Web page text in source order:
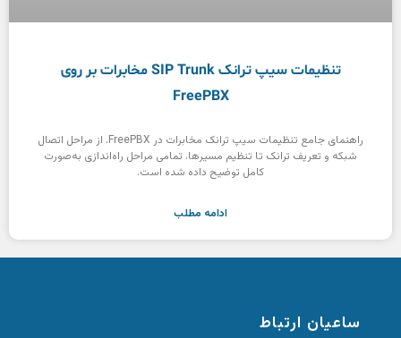
تنظیمات سیپ ترانک SIP Trunk مخابرات بر روی
FreePBX
راهنمای جامع تنظیمات سیپ ترانک مخابرات در FreePBX. از مراحل اتصال
شبکه و تعریف ترانک تا تنظیم مسیرها، تمامی مراحل راه‌اندازی به‌صورت
کامل توضیح داده شده است.
ادامه مطلب
ساعیان ارتباط